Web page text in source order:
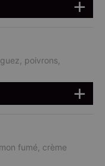
poivrons,
fumé, crème